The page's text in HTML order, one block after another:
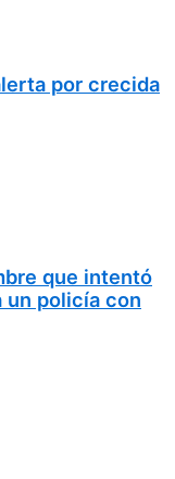
por crecida
que intentó
un policía con